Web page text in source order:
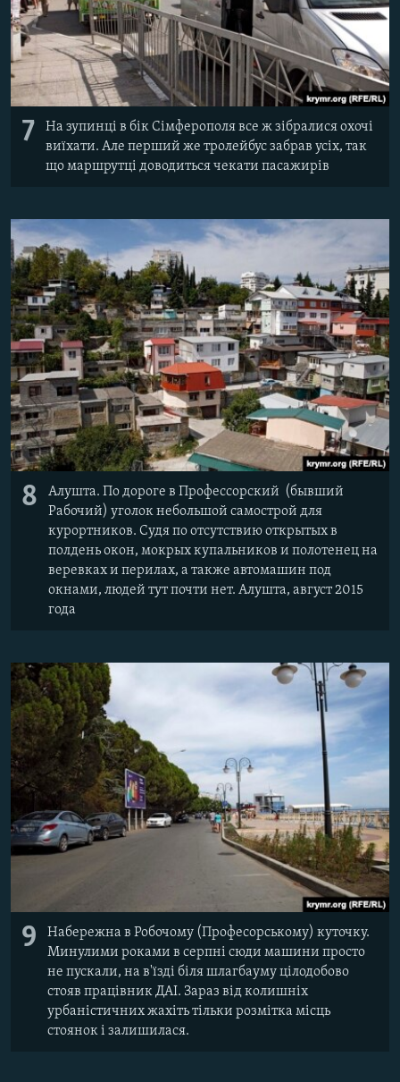
7
На зупинці в бік Сімферополя все ж зібралися охочі
виїхати. Але перший же тролейбус забрав усіх, так
що маршрутці доводиться чекати пасажирів
8
Алушта. По дороге в Профессорский (бывший
Рабочий) уголок небольшой самострой для
курортников. Судя по отсутствию открытых в
полдень окон, мокрых купальников и полотенец на
веревках и перилах, а также автомашин под
окнами, людей тут почти нет. Алушта, август 2015
года
9
Набережна в Робочому (Професорському) куточку.
Минулими роками в серпні сюди машини просто
не пускали, на в'їзді біля шлагбауму цілодобово
стояв працівник ДАІ. Зараз від колишніх
урбаністичних жахіть тільки розмітка місць
стоянок і залишилася.